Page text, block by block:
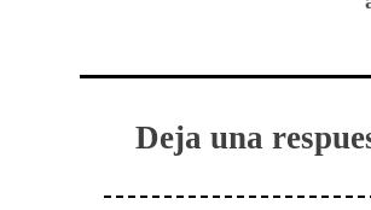
Deja una